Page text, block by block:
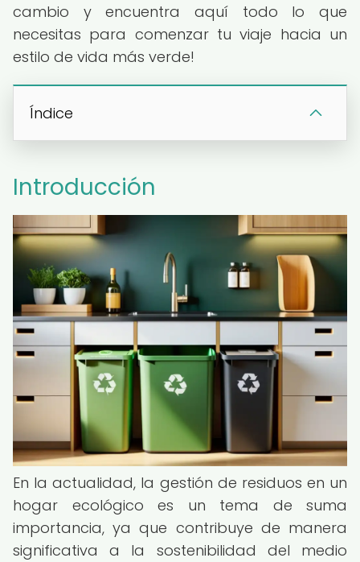
cambio y encuentra aquí todo lo que
necesitas para comenzar tu viaje hacia un
estilo de vida más verde!
Índice
Introducción
En la actualidad, la gestión de residuos en un
hogar ecológico es un tema de suma
importancia, ya que contribuye de manera
significativa a la sostenibilidad del medio